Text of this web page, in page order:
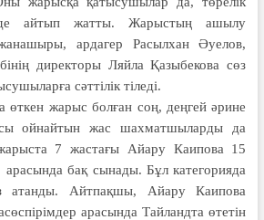
де айтып жатты. Жарыстың ашылу
ардагер Расылхан Әуелов,
директоры Ляйла Қазыбекова сөз
сәттілік тіледі.
жарыс болған соң, деңгей әрине
ойнайтын жас шахматшыларды да
7 жастағы Айару Каипова 15
арасында бақ сынады. Бұл категорияда
атанды. Айтпақшы, Айару Каипова
арасында Тайландта өтетін